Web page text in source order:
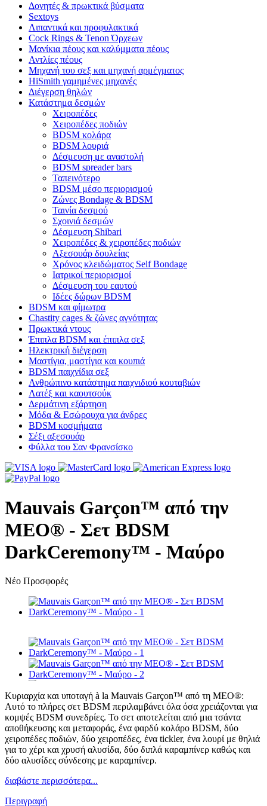
Δονητές & πρωκτικά βύσματα
Sextoys
Λιπαντικά και προφυλακτικά
Cock Rings & Tenon Όρχεων
Μανίκια πέους και καλύμματα πέους
Αντλίες πέους
Μηχανή του σεξ και μηχανή αρμέγματος
HiSmith γαμημένες μηχανές
Διέγερση θηλών
Κατάστημα δεσμών
Χειροπέδες
Χειροπέδες ποδιών
BDSM κολάρα
BDSM λουριά
Δέσμευση με αναστολή
BDSM spreader bars
Ταπεινότερο
BDSM μέσο περιορισμού
Ζώνες Bondage & BDSM
Ταινία δεσμού
Σχοινιά δεσμών
Δέσμευση Shibari
Χειροπέδες & χειροπέδες ποδιών
Αξεσουάρ δουλείας
Χρόνος κλειδώματος Self Bondage
Ιατρικοί περιορισμοί
Δέσμευση του εαυτού
Ιδέες δώρων BDSM
BDSM και φίμωτρα
Chastity cages & ζώνες αγνότητας
Πρωκτικά ντους
Έπιπλα BDSM και έπιπλα σεξ
Ηλεκτρική διέγερση
Μαστίγια, μαστίγια και κουπιά
BDSM παιχνίδια σεξ
Ανθρώπινο κατάστημα παιχνιδιού κουταβιών
Λατέξ και καουτσούκ
Δερμάτινη εξάρτηση
Μόδα & Εσώρουχα για άνδρες
BDSM κοσμήματα
Σέξι αξεσουάρ
Φύλλα του Σαν Φρανσίσκο
Mauvais Garçon™ από την
MEO® - Σετ BDSM
DarkCeremony™ - Μαύρο
Νέο Προσφορές
Κυριαρχία και υποταγή à la Mauvais Garçon™ από τη MEO®:
Αυτό το πλήρες σετ BDSM περιλαμβάνει όλα όσα χρειάζονται για
κομψές BDSM συνεδρίες. Το σετ αποτελείται από μια τσάντα
αποθήκευσης και μεταφοράς, ένα φαρδύ κολάρο BDSM, δύο
χειροπέδες ποδιών, δύο χειροπέδες, ένα tickler, ένα λουρί με θηλιά
για το χέρι και χρυσή αλυσίδα, δύο διπλά καραμπίνερ καθώς και
δύο αλυσίδες σύνδεσης με καραμπίνερ.
διαβάστε περισσότερα...
Περιγραφή